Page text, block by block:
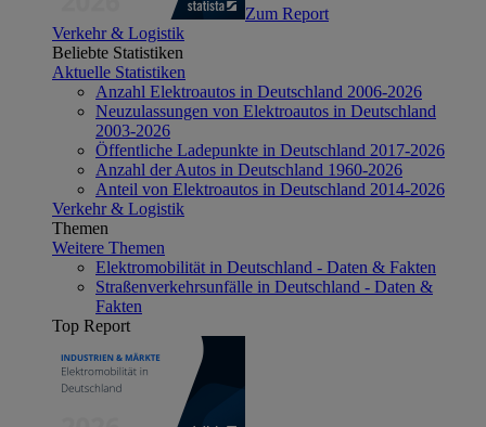
Zum Report
Verkehr & Logistik
Beliebte Statistiken
Aktuelle Statistiken
Anzahl Elektroautos in Deutschland 2006-2026
Neuzulassungen von Elektroautos in Deutschland
2003-2026
Öffentliche Ladepunkte in Deutschland 2017-2026
Anzahl der Autos in Deutschland 1960-2026
Anteil von Elektroautos in Deutschland 2014-2026
Verkehr & Logistik
Themen
Weitere Themen
Elektromobilität in Deutschland - Daten & Fakten
Straßenverkehrsunfälle in Deutschland - Daten &
Fakten
Top Report